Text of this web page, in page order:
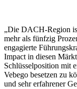
„Die DACH-Region
mehr als fünfzig
engagierte
Impact in diesen
Schlüsselposition mit
Vebego besetzen zu
und sehr erfahrener